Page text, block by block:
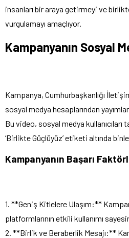
insanları bir araya getirmeyi ve
vurgulamayı amaçlıyor.
Kampanyanın Sosyal
Kampanya, Cumhurbaşkanlığı
sosyal medya hesaplarından
Bu video, sosyal medya kullanıcıları
‘Birlikte Güçlüyüz’ etiketi altında
Kampanyanın Başarı
1. **Geniş Kitlelere Ulaşım:**
platformlarının etkili kullanımı
2. **Birlik ve Beraberlik Mesajı:**